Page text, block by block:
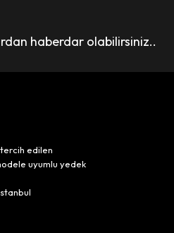
haberdar olabilirsiniz..
edilen
uyumlu yedek